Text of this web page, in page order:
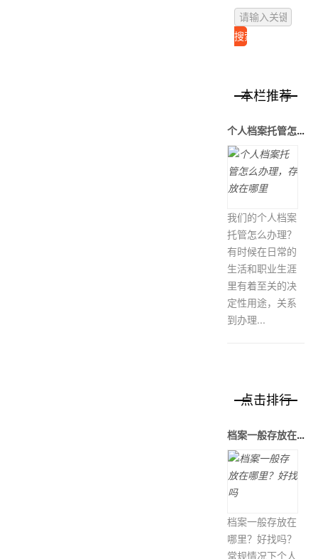
本栏推荐
个人档案托管怎么办理，存放在哪里
我们的个人档案
托管怎么办理？
有时候在日常的
生活和职业生涯
里有着至关的决
定性用途，关系
到办理...
点击排行
档案一般存放在哪里？好找吗
档案一般存放在
哪里？好找吗？
常规情况下个人